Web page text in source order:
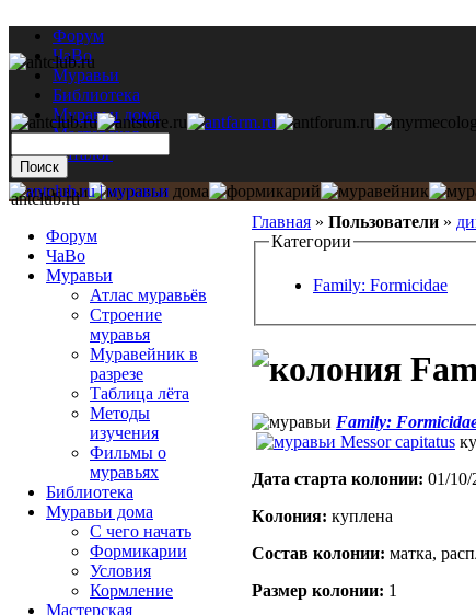
Форум
ЧаВо
Муравьи
Библиотека
Муравьи дома
Мастерская
Каталог
Главная » Пользователи »
Категории
Family: Formicidae
Family:
Messor capitatus
Дата старта кoлонии: 01/10/
Кoлония: куплена
Состав кoлонии: матка,
Размер кoлонии: 1
antclub.ru
Форум
ЧаВо
Муравьи
Атлас муравьёв
Строение
муравья
Муравейник в
разрезе
Таблица лёта
Методы
изучения
Фильмы о
муравьях
Библиотека
Муравьи дома
С чего начать
Формикарии
Условия
Кормление
Мастерская